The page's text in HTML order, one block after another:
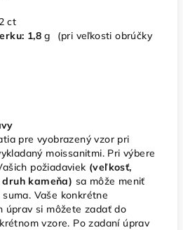
ct
1,8g (pri veľkosti obrúčky
pre vyobrazený vzor pri
moissanitmi. Pri výbere
požiadaviek (veľkosť,
kameňa) sa môže meniť
Vaše konkrétne
úprav si môžete zadať do
vzore. Po zadaní úprav